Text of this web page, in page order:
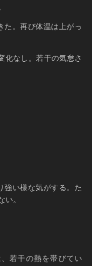
た。再び体温は上がっ
化なし。若干の気怠さ
強い様な気がする。た
。
若干の熱を帯びてい